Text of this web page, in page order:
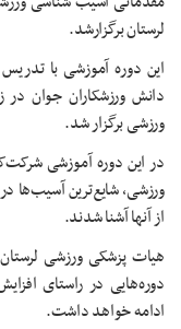
لرستان برگزارشد.
این دوره آموزشی با
دانش ورزشکاران جوان
ورزشی برگزار شد.
در این دوره آموزشی
ورزشی، شایع‌ترین آسیب‌ها
از آنها آشنا شدند.
هیات پزشکی ورزشی
دوره‌هایی در راستای
ادامه خواهد داشت.